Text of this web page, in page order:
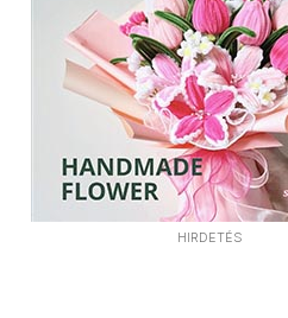
HIRDETÉS